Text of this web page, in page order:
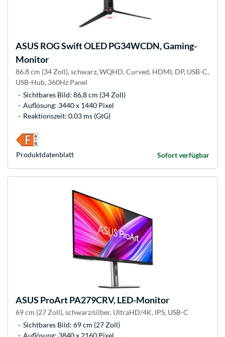
ASUS ROG Swift OLED PG34WCDN, Gaming-
Monitor
86.8 cm (34 Zoll), schwarz, WQHD, Curved, HDMI, DP, USB-C,
USB-Hub, 360Hz Panel
Sichtbares Bild: 86,8 cm (34 Zoll)
Auflösung: 3440 x 1440 Pixel
Reaktionszeit: 0.03 ms (GtG)
Sofort verfügbar
Produkt­datenblatt
ASUS ProArt PA279CRV, LED-Monitor
69 cm (27 Zoll), schwarz/silber, UltraHD/4K, IPS, USB-C
Sichtbares Bild: 69 cm (27 Zoll)